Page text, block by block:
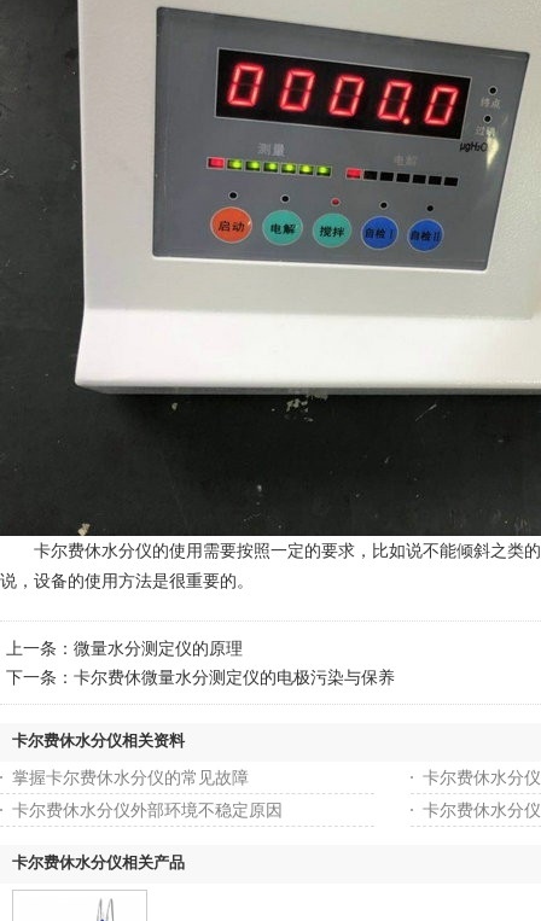
卡尔费休水分仪的使用需要按照一定的要求，比如说不能倾斜之类
说，设备的使用方法是很重要的。
上一条： 微量水分测定仪的原理
下一条： 卡尔费休微量水分测定仪的电极污染与保养
卡尔费休水分仪相关资料
掌握卡尔费休水分仪的常见故障
卡尔费休水分
卡尔费休水分仪外部环境不稳定原因
卡尔费休水分
卡尔费休水分仪相关产品